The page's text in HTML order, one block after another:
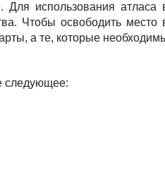
Для использования атласа
Чтобы освободить место
а те, которые
следующее: